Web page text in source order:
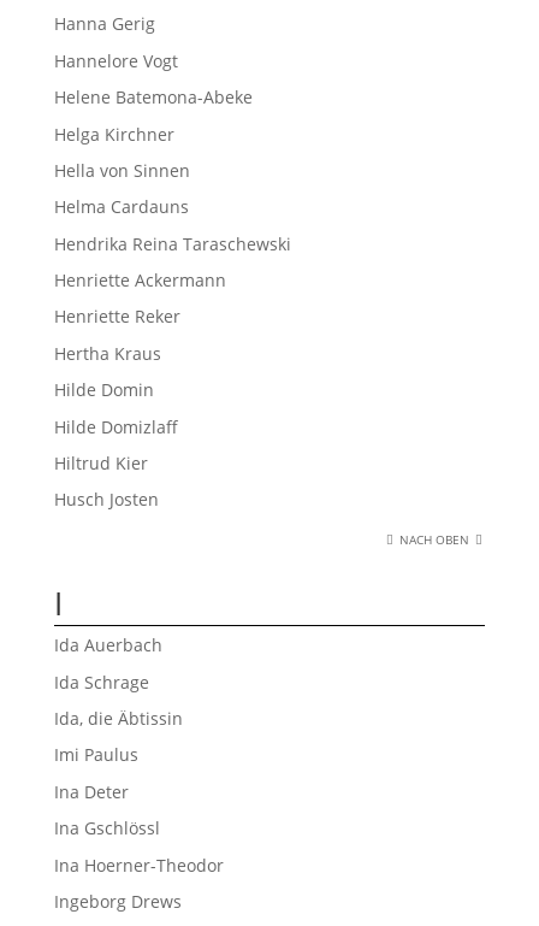
Hanna Gerig
Hannelore Vogt
Helene Batemona-Abeke
Helga Kirchner
Hella von Sinnen
Helma Cardauns
Hendrika Reina Taraschewski
Henriette Ackermann
Henriette Reker
Hertha Kraus
Hilde Domin
Hilde Domizlaff
Hiltrud Kier
Husch Josten
NACH OBEN
I
Ida Auerbach
Ida Schrage
Ida, die Äbtissin
Imi Paulus
Ina Deter
Ina Gschlössl
Ina Hoerner-Theodor
Ingeborg Drews